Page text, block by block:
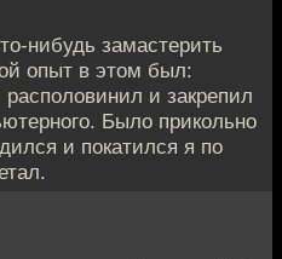
нибудь замастерить
опыт в этом был:
и закрепил
Было прикольно
и покатился я по